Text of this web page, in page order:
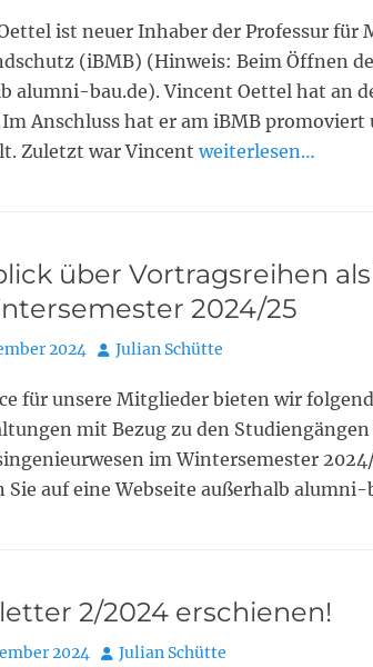
ist neuer Inhaber der Professur
(iBMB) (Hinweis: Beim Öffnen
alumni-bau.de). Vincent Oettel hat an
Anschluss hat er am iBMB
Zuletzt war Vincent weiterlesen…
über Vortragsreihen
2024/25
2024 Autor
Julian Schütte
für unsere Mitglieder bieten wir
mit Bezug zu den
im Wintersemester
Sie auf eine Webseite außerhalb alumni-
2/2024 erschienen!
2024 Autor
Julian Schütte